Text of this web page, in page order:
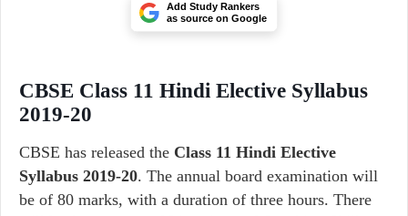
Add Study Rankers
as source on Google
CBSE Class 11 Hindi Elective Syllabus
2019-20
CBSE has released the Class 11 Hindi Elective
Syllabus 2019-20. The annual board examination will
be of 80 marks, with a duration of three hours. There